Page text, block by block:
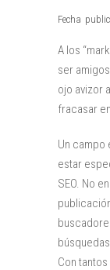
Fecha
A los
ser
ojo avizor
fracasar
Un campo
estar
SEO. No
Con